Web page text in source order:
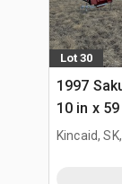
Lot 30
1997
10 in x
ziarna
Kincaid,